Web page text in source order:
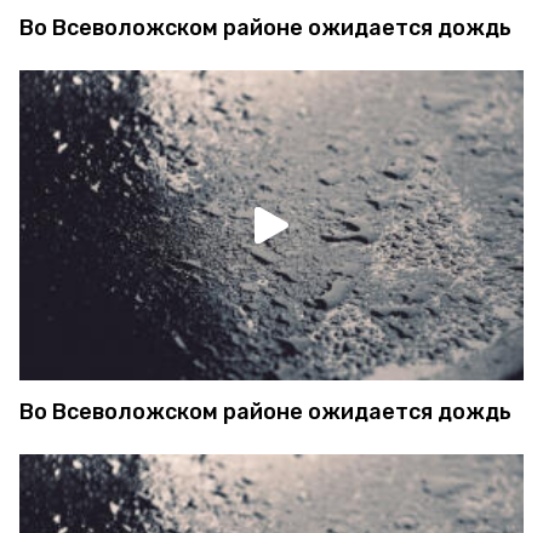
Во Всеволожском районе ожидается дождь
Во Всеволожском районе ожидается дождь